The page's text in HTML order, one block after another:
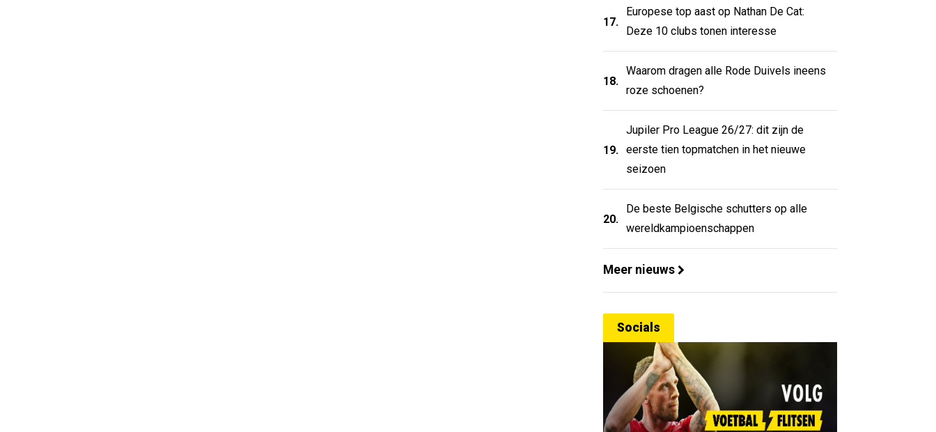
17.
Europese top aast op Nathan De Cat:
Deze 10 clubs tonen interesse
18.
Waarom dragen alle Rode Duivels ineens
roze schoenen?
19.
Jupiler Pro League 26/27: dit zijn de
eerste tien topmatchen in het nieuwe
seizoen
20.
De beste Belgische schutters op alle
wereldkampioenschappen
Meer nieuws
Socials